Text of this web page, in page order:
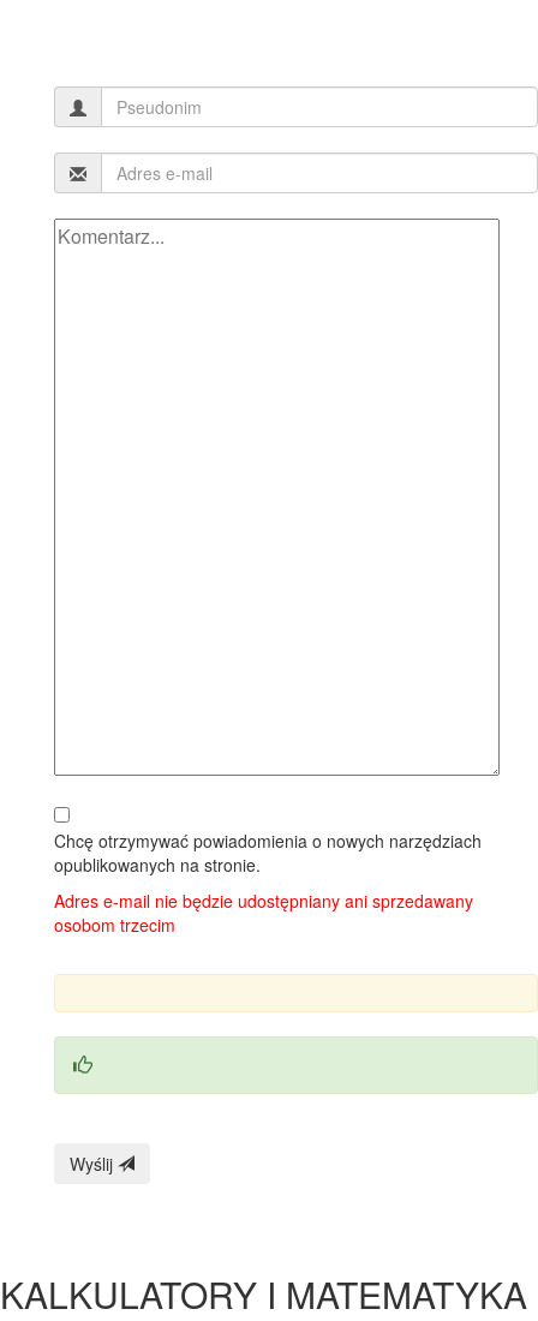
Chcę otrzymywać powiadomienia o nowych narzędziach
opublikowanych na stronie.
Adres e-mail nie będzie udostępniany ani sprzedawany
osobom trzecim
Wyślij
KALKULATORY I MATEMATYKA